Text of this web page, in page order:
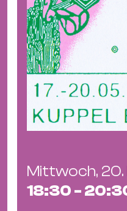
Mittwoch, 20.
18:30 -